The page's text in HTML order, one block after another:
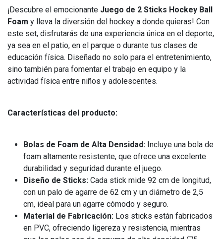
¡Descubre el emocionante Juego de 2 Sticks Hockey Ball
Foam y lleva la diversión del hockey a donde quieras! Con
este set, disfrutarás de una experiencia única en el deporte,
ya sea en el patio, en el parque o durante tus clases de
educación física. Diseñado no solo para el entretenimiento,
sino también para fomentar el trabajo en equipo y la
actividad física entre niños y adolescentes.
Características del producto:
Bolas de Foam de Alta Densidad: Incluye una bola de
foam altamente resistente, que ofrece una excelente
durabilidad y seguridad durante el juego.
Diseño de Sticks: Cada stick mide 92 cm de longitud,
con un palo de agarre de 62 cm y un diámetro de 2,5
cm, ideal para un agarre cómodo y seguro.
Material de Fabricación: Los sticks están fabricados
en PVC, ofreciendo ligereza y resistencia, mientras